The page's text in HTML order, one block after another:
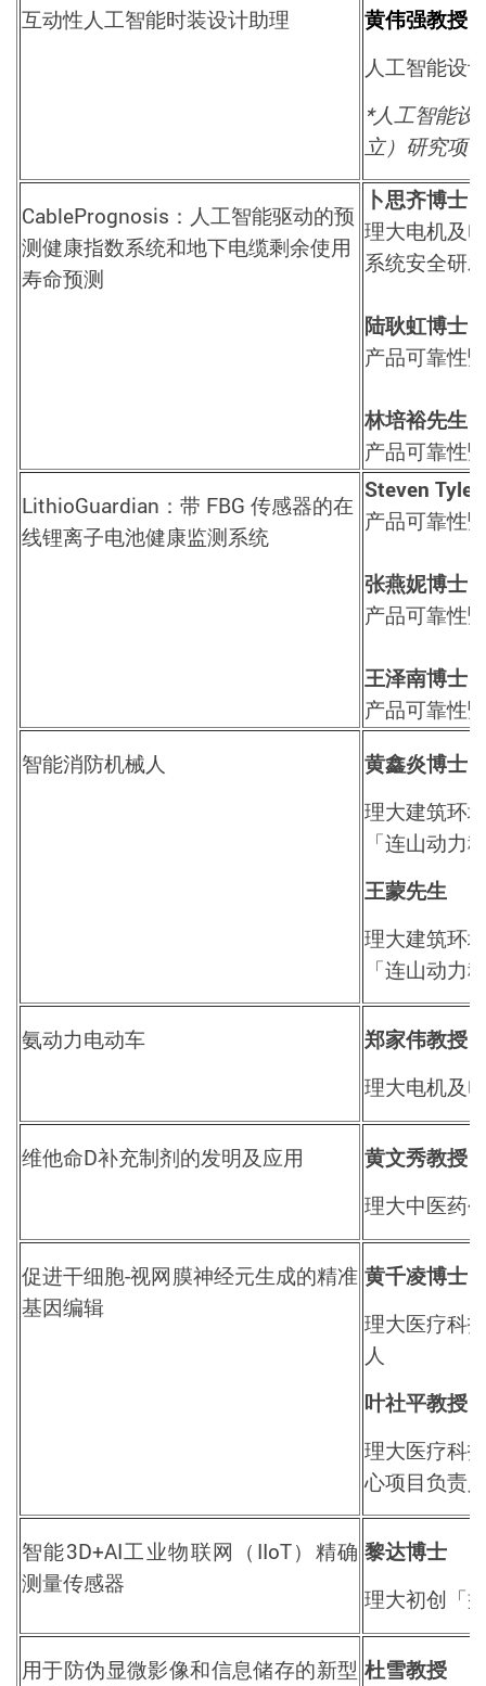
互动性人工智能时装设计助理
黄伟强教授
人工智能设
*人工智能设
立）研究项
CablePrognosis ：人工智能驱动的预
测健康指数系统和地下电缆剩余使用
寿命预测
卜思齐博士
理大电机及
系统安全研
陆耿虹博士
产品可靠性
林培裕先生
产品可靠性
LithioGuardian ：带 FBG 传感器的在
线锂离子电池健康监测系统
Steven
产品可靠性
张燕妮博士
产品可靠性
王泽南博士
产品可靠性
智能消防机械人
黄鑫炎博士
理大建筑环
「连山动力
王蒙先生
理大建筑环
「连山动力
氨动力电动车
郑家伟教授
理大电机及
维他命D补充制剂的发明及应用
黄文秀教授
理大中医药
促进干细胞-视网膜神经元生成的精准
基因编辑
黄千凌博士
理大医疗科
人
叶社平教授
理大医疗科
心项目负责
智能3D+AI工业物联网（ IIoT）精确
测量传感器
黎达博士
理大初创「
用于防伪显微影像和信息储存的新型 杜雪教授